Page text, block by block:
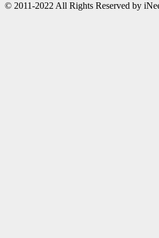
© 2011-2022 All Rights Reserved by